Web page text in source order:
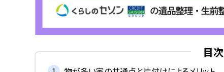
目次